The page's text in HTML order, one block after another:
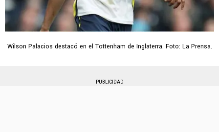
Wilson Palacios destacó en el Tottenham de Inglaterra. Foto: La Prensa.
PUBLICIDAD